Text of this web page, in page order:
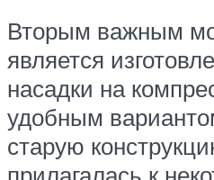
Вторым важным
является
насадки на
удобным
старую